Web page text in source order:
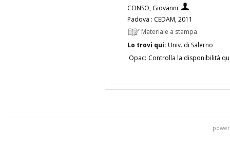
CONSO, Giovanni
Padova : CEDAM, 2011
Materiale a stampa
Lo trovi qui: Univ. di Salerno
Opac: Controlla la disponibilità